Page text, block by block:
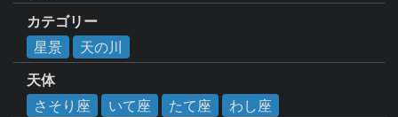
カテゴリー
星景
天の川
天体
さそり座
いて座 たて座 わし座